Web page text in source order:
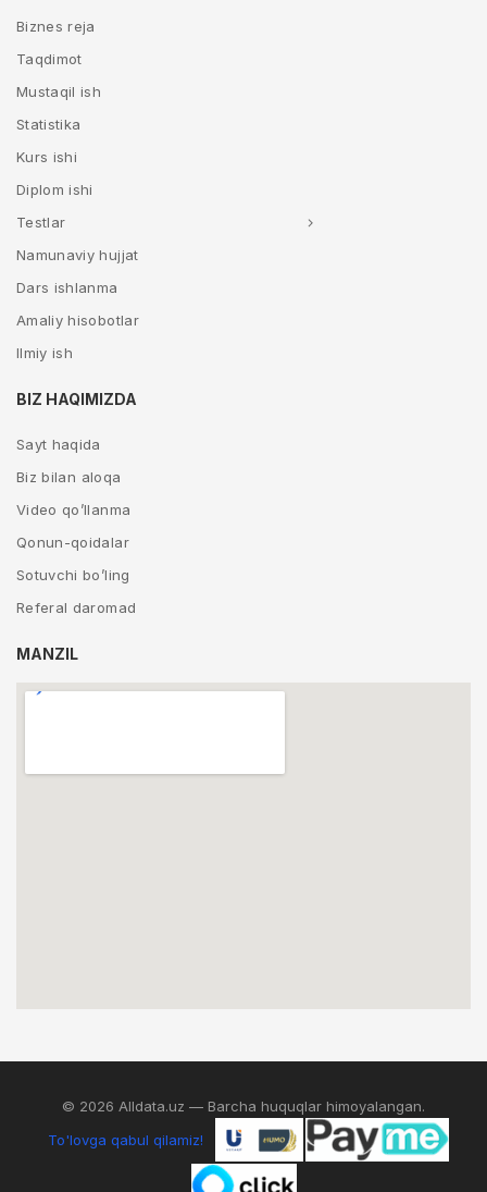
Biznes reja
Taqdimot
Mustaqil ish
Statistika
Kurs ishi
Diplom ishi
Testlar
Namunaviy hujjat
Dars ishlanma
Amaliy hisobotlar
Ilmiy ish
BIZ HAQIMIZDA
Sayt haqida
Biz bilan aloqa
Video qo’llanma
Qonun-qoidalar
Sotuvchi bo’ling
Referal daromad
MANZIL
© 2026 Alldata.uz — Barcha huquqlar himoyalangan.
To'lovga qabul qilamiz!